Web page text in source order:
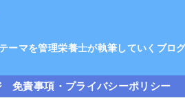
マを管理栄養士が執筆していくブログ
免責事項・プライバシーポリシー